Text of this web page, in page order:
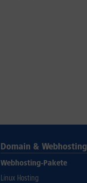
Domain & Webhosting
Webhosting-Pakete
Linux Hosting